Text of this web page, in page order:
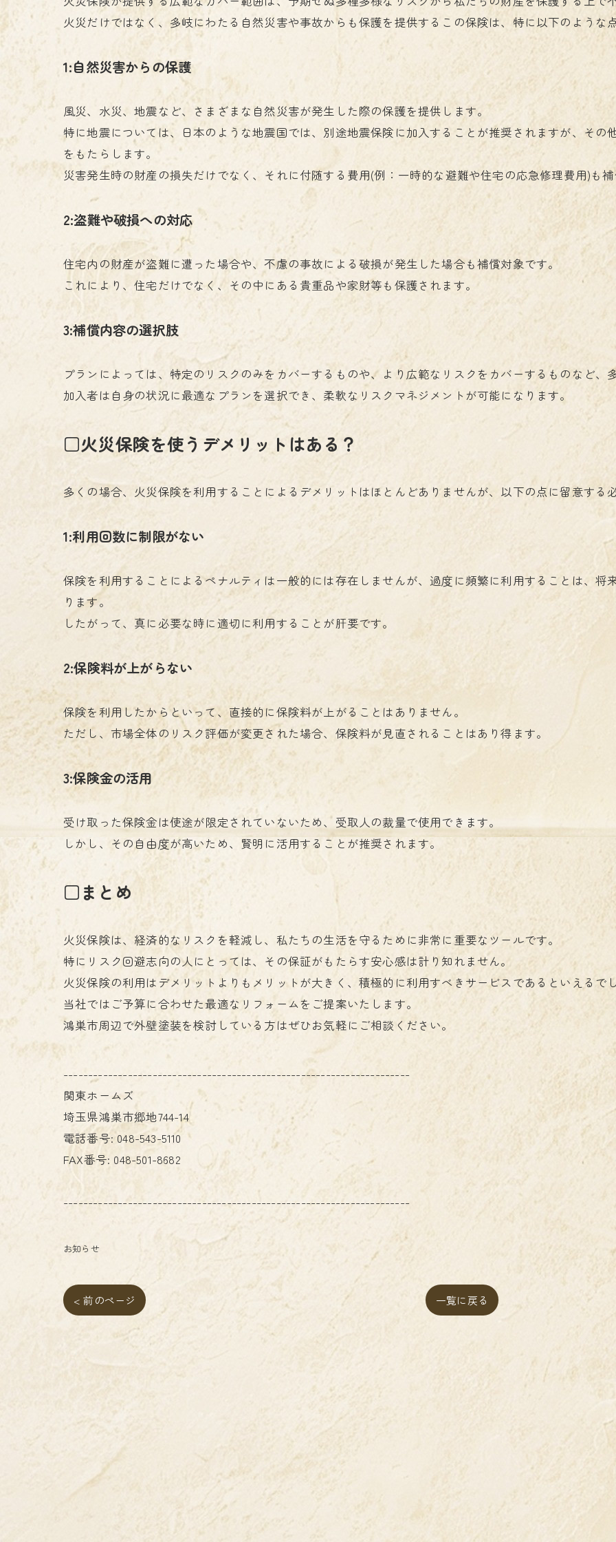
火災だけではなく、多岐にわたる自然災害や事故からも保護を提供するこの保険は、特に以下のような
1:自然災害からの保護
風災、水災、地震など、さまざまな自然災害が発生した際の保護を提供します。
特に地震については、日本のような地震国では、別途地震保険に加入することが推奨されますが、そ
をもたらします。
災害発生時の財産の損失だけでなく、それに付随する費用(例：一時的な避難や住宅の応急修理費用)も
2:盗難や破損への対応
住宅内の財産が盗難に遭った場合や、不慮の事故による破損が発生した場合も補償対象です。
これにより、住宅だけでなく、その中にある貴重品や家財等も保護されます。
3:補償内容の選択肢
プランによっては、特定のリスクのみをカバーするものや、より広範なリスクをカバーするものなど、
加入者は自身の状況に最適なプランを選択でき、柔軟なリスクマネジメントが可能になります。
□火災保険を使うデメリットはある？
多くの場合、火災保険を利用することによるデメリットはほとんどありませんが、以下の点に留意する
1:利用回数に制限がない
保険を利用することによるペナルティは一般的には存在しませんが、過度に頻繁に利用することは、
ります。
したがって、真に必要な時に適切に利用することが肝要です。
2:保険料が上がらない
保険を利用したからといって、直接的に保険料が上がることはありません。
ただし、市場全体のリスク評価が変更された場合、保険料が見直されることはあり得ます。
3:保険金の活用
受け取った保険金は使途が限定されていないため、受取人の裁量で使用できます。
しかし、その自由度が高いため、賢明に活用することが推奨されます。
□まとめ
火災保険は、経済的なリスクを軽減し、私たちの生活を守るために非常に重要なツールです。
特にリスク回避志向の人にとっては、その保証がもたらす安心感は計り知れません。
火災保険の利用はデメリットよりもメリットが大きく、積極的に利用すべきサービスであるといえるで
当社ではご予算に合わせた最適なリフォームをご提案いたします。
鴻巣市周辺で外壁塗装を検討している方はぜひお気軽にご相談ください。
----------------------------------------------------------------------
関東ホームズ
埼玉県鴻巣市郷地744-14
電話番号:048-543-5110
FAX番号: 048-501-8682
----------------------------------------------------------------------
お知らせ
< 前のページ 一覧に戻る